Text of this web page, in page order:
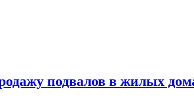
подвалов в жилых